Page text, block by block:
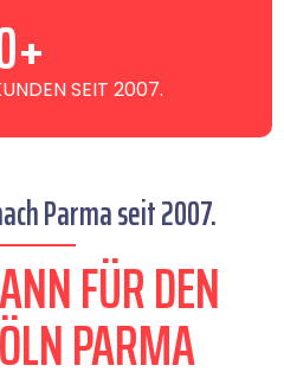
SEIT 2007.
+
Parma seit 2007.
FÜR DEN
PARMA